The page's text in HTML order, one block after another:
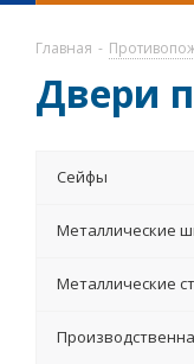
Главная -
Двери
Сейфы
Металлические
Металлические